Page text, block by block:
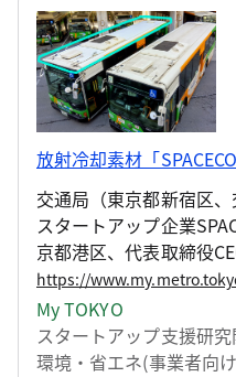
放射冷却素材「
交通局（東京都新宿区、
スタートアップ企業
京都港区、代表取締役
放射冷却素材「
5月から都営バス品川自
施しておりましたが、こ
バス停留所においても実
My TOKYO
スタートアップ支援研
環境・省エネ(事業者向